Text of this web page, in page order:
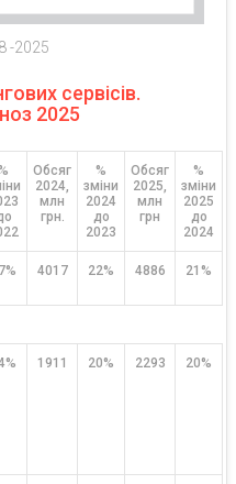
-2025
сервісів.
2025
Обсяг
2024,
млн
грн.
%
зміни
2024
до
2023
Обсяг
2025,
млн
грн
%
зміни
2025
до
2024
4017 22% 4886 21%
1911 20% 2293 20%